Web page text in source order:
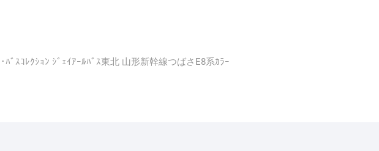
ﾊﾞｽｺﾚｸｼｮﾝ ｼﾞｪｲｱｰﾙﾊﾞｽ東北 山形新幹線つばさE8系ｶﾗｰ